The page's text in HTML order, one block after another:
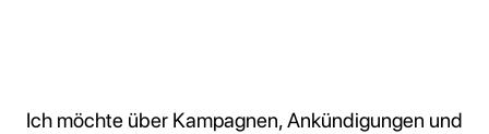
Ich möchte über Kampagnen, Ankündigungen und